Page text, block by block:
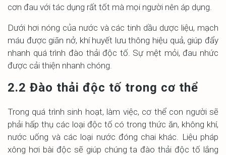
cơn đau với tác dụng rất tốt mà mọi người nên áp dụng.
Dưới hơi nóng của nước và các tinh dầu dược liệu, mạch
máu được giãn nở, khí huyết lưu thông hiệu quả, giúp đẩy
nhanh quá trình đào thải độc tố. Sự mệt mỏi, đau nhức
được cải thiện nhanh chóng.
2.2 Đào thải độc tố trong cơ thể
Trong quá trình sinh hoạt, làm việc, cơ thể con người sẽ
phải hấp thụ các loại độc tố có trong thức ăn, không khí,
nước uống và các loại nước đóng chai khác. Liệu pháp
xông hơi bài độc sẽ giúp chúng ta đào thải độc tố lắng